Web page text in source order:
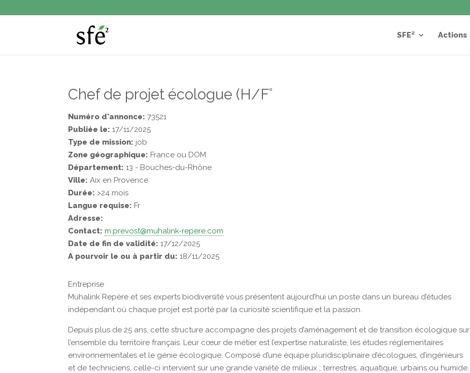
SFE² Actions
Chef de projet écologue (H/F°
Numéro d'annonce: 73521
Publiée le: 17/11/2025
Type de mission: job
Zone géographique: France ou DOM
Département: 13 - Bouches-du-Rhône
Ville: Aix en Provence
Durée: >24 mois
Langue requise: Fr
Adresse:
Contact: m.prevost@muhalink-repere.com
Date de fin de validité: 17/12/2025
A pourvoir le ou à partir du: 18/11/2025
Entreprise
Muhalink Repère et ses experts biodiversité vous présentent aujourd’hui un poste dans un bureau d’études
indépendant où chaque projet est porté par la curiosité scientifique et la passion.
Depuis plus de 25 ans, cette structure accompagne des projets d’aménagement et de transition écologique sur
l’ensemble du territoire français. Leur cœur de métier est l’expertise naturaliste, les études réglementaires
environnementales et le génie écologique. Composé d’une équipe pluridisciplinaire d’écologues, d’ingénieurs
et de techniciens, celle-ci intervient sur une grande variété de milieux ; terrestres, aquatique, urbains ou humide.